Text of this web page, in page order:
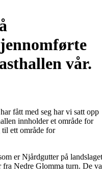
vår.
fått med seg har vi satt opp
innholder et område for
ett område for
er Njårdgutter på landslaget
Nedre Glomma turn. De